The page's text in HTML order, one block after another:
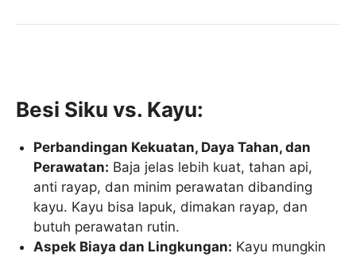
Besi Siku vs. Kayu:
Perbandingan Kekuatan, Daya Tahan, dan
Perawatan: Baja jelas lebih kuat, tahan api,
anti rayap, dan minim perawatan dibanding
kayu. Kayu bisa lapuk, dimakan rayap, dan
butuh perawatan rutin.
Aspek Biaya dan Lingkungan: Kayu mungkin